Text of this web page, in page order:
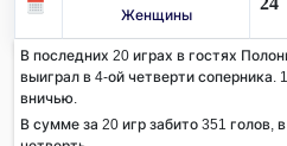
Женщины
В последних 20 играх в гостях
выиграл в 4-ой четверти соперника.
вничью.
В сумме за 20 игр забито 351 голов,